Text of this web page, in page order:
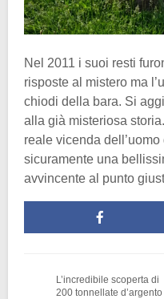
Nel 2011 i suoi resti
risposte al mistero ma
chiodi della bara. Si
alla già misteriosa
reale vicenda
sicuramente una
avvincente al punto
L’incredibile scoperta di
200 tonnellate d’argento